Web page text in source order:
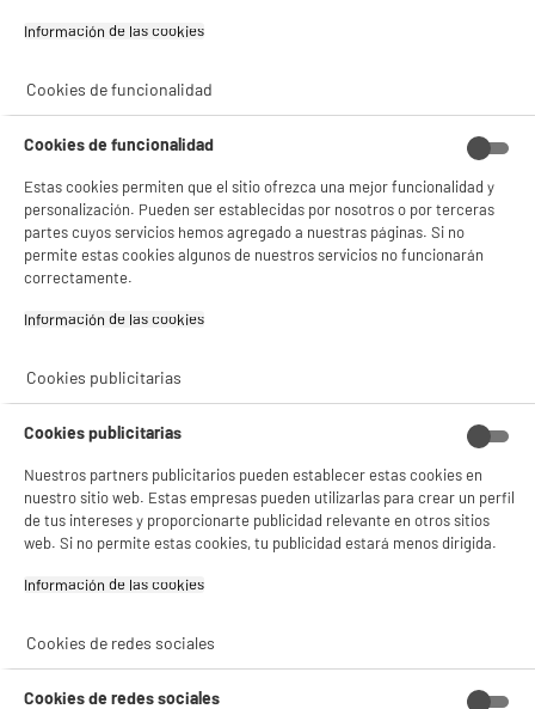
Descubre nuestro Altavoz EDENWOOD TUB 60W
para disfrutar de la música toda la
USB-C
Aux-in
Conecta tu dispositivo mediante un
Gestionar cookies
✔ ACEPTAR TODAS
Información de las cookies‎
Cookies de funcionalidad
Cookies de funcionalidad
Estas cookies permiten que el sitio ofrezca una mejor funcionalidad y
personalización. Pueden ser establecidas por nosotros o por terceras
partes cuyos servicios hemos agregado a nuestras páginas. Si no
permite estas cookies algunos de nuestros servicios no funcionarán
correctamente.
Información de las cookies‎
Cookies publicitarias
Cookies publicitarias
Nuestros partners publicitarios pueden establecer estas cookies en
nuestro sitio web. Estas empresas pueden utilizarlas para crear un perfil
de tus intereses y proporcionarte publicidad relevante en otros sitios
web. Si no permite estas cookies, tu publicidad estará menos dirigida.
Información de las cookies‎
Cookies de redes sociales
Cookies de redes sociales